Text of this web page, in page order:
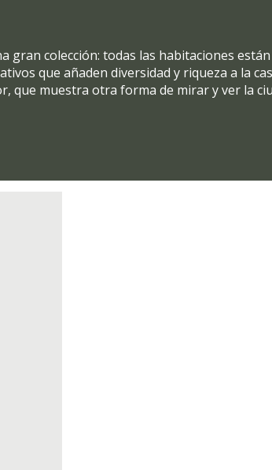
gran colección: todas las habitaciones
que añaden diversidad y riqueza a la
que muestra otra forma de mirar y ver la